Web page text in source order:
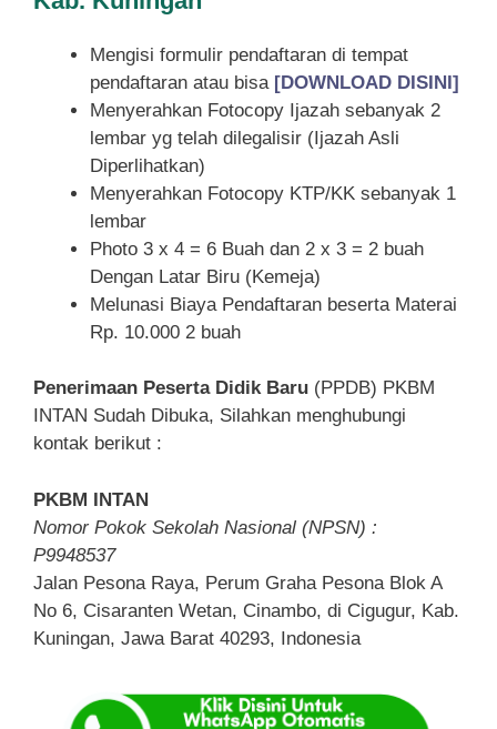
Mengisi formulir pendaftaran di tempat
pendaftaran atau bisa [DOWNLOAD DISINI]
Menyerahkan Fotocopy Ijazah sebanyak 2
lembar yg telah dilegalisir (Ijazah Asli
Diperlihatkan)
Menyerahkan Fotocopy KTP/KK sebanyak 1
lembar
Photo 3 x 4 = 6 Buah dan 2 x 3 = 2 buah
Dengan Latar Biru (Kemeja)
Melunasi Biaya Pendaftaran beserta Materai
Rp. 10.000 2 buah
Penerimaan Peserta Didik Baru (PPDB) PKBM
INTAN Sudah Dibuka, Silahkan menghubungi
kontak berikut :
PKBM INTAN
Nomor Pokok Sekolah Nasional (NPSN) :
P9948537
Jalan Pesona Raya, Perum Graha Pesona Blok A
No 6, Cisaranten Wetan, Cinambo, di Cigugur, Kab.
Kuningan, Jawa Barat 40293, Indonesia